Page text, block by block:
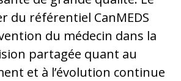
du référentiel CanMEDS
du médecin dans la
partagée quant au
et à l’évolution continue